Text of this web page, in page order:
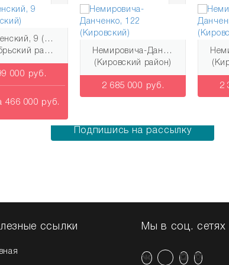
Закаменский, 9 (Октябрьский)
руб.
руб.
Немировича-Данченко, 122 (Кировский)
(Кировский район)
2 685 000 руб. 2 323
Подпишись на рассылку
ссылки Мы в соц. сетях